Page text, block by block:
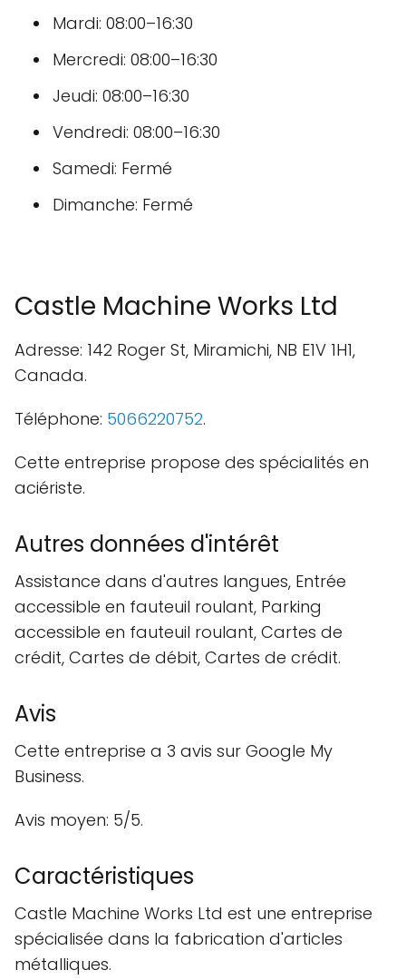
Mardi: 08:00–16:30
Mercredi: 08:00–16:30
Jeudi: 08:00–16:30
Vendredi: 08:00–16:30
Samedi: Fermé
Dimanche: Fermé
Castle Machine Works Ltd
Adresse: 142 Roger St, Miramichi, NB E1V 1H1,
Canada.
Téléphone: 5066220752.
Cette entreprise propose des spécialités en
aciériste.
Autres données d'intérêt
Assistance dans d'autres langues, Entrée
accessible en fauteuil roulant, Parking
accessible en fauteuil roulant, Cartes de
crédit, Cartes de débit, Cartes de crédit.
Avis
Cette entreprise a 3 avis sur Google My
Business.
Avis moyen: 5/5.
Caractéristiques
Castle Machine Works Ltd est une entreprise
spécialisée dans la fabrication d'articles
métalliques.